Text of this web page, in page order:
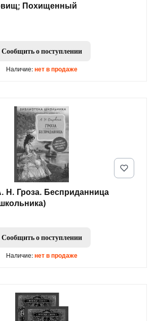
Похищенный
Сообщить о поступлении
Наличие: нет в продаже
Н. Гроза. Бесприданница
Сообщить о поступлении
Наличие: нет в продаже